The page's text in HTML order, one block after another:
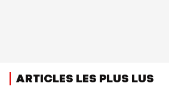
ARTICLES LES PLUS LUS